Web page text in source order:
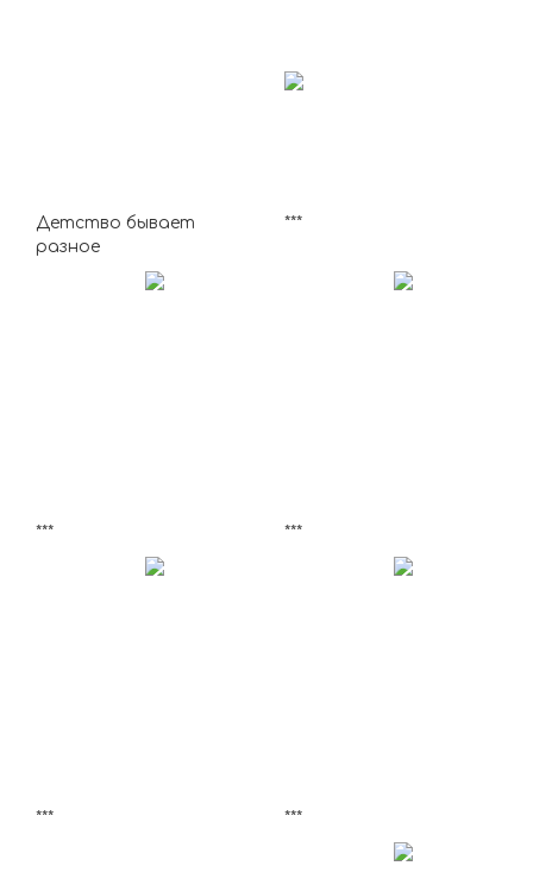
Детство бывает
разное
***
*** ***
*** ***